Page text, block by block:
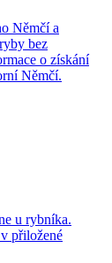
Němčí a
bez
o získání
Němčí.
u rybníka.
přiložené